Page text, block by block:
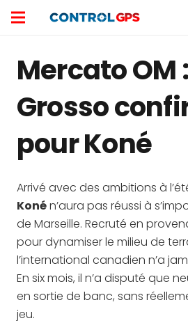
Mercato OM
Grosso
pour Koné
Arrivé avec des ambitions à
Konén’aura pas réussi à
de Marseille. Recruté en
pour dynamiser le milieu de
l’international canadien n’a
En six mois, il n’a disputé que
en sortie de banc, sans
jeu.